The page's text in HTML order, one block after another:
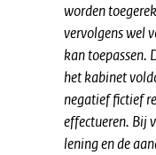
worden
vervolgens wel
kan toepassen.
het kabinet
negatief fictief
effectueren. Bij
lening en de